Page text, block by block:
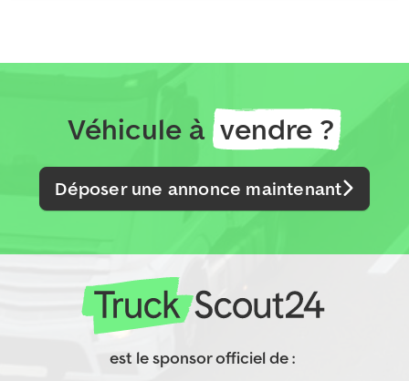
Véhicule à vendre ?
Déposer une annonce maintenant
est le sponsor officiel de :